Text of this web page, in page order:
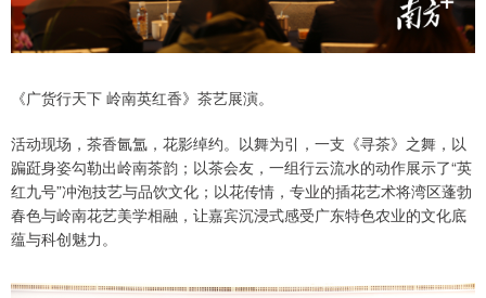
《广货行天下 岭南英红香》茶艺展演。
活动现场，茶香氤氲，花影绰约。以舞为引，一支《寻茶》之舞，以
蹁跹身姿勾勒出岭南茶韵；以茶会友，一组行云流水的动作展示了“英
红九号”冲泡技艺与品饮文化；以花传情，专业的插花艺术将湾区蓬勃
春色与岭南花艺美学相融，让嘉宾沉浸式感受广东特色农业的文化底
蕴与科创魅力。